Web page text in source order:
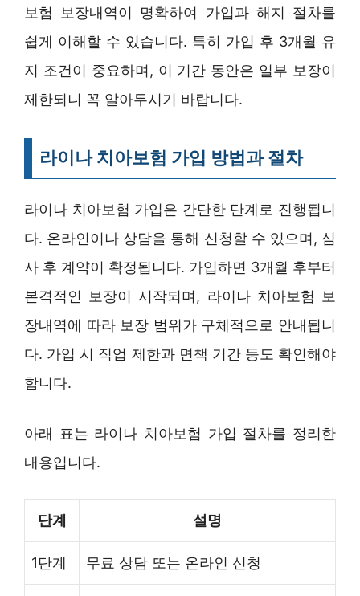
보험 보장내역이 명확하여 가입과 해지 절차를
쉽게 이해할 수 있습니다. 특히 가입 후 3개월 유
지 조건이 중요하며, 이 기간 동안은 일부 보장이
제한되니 꼭 알아두시기 바랍니다.
라이나 치아보험 가입 방법과 절차
라이나 치아보험 가입은 간단한 단계로 진행됩니
다. 온라인이나 상담을 통해 신청할 수 있으며, 심
사 후 계약이 확정됩니다. 가입하면 3개월 후부터
본격적인 보장이 시작되며, 라이나 치아보험 보
장내역에 따라 보장 범위가 구체적으로 안내됩니
다. 가입 시 직업 제한과 면책 기간 등도 확인해야
합니다.
아래 표는 라이나 치아보험 가입 절차를 정리한
내용입니다.
단계 설명
1단계 무료 상담 또는 온라인 신청